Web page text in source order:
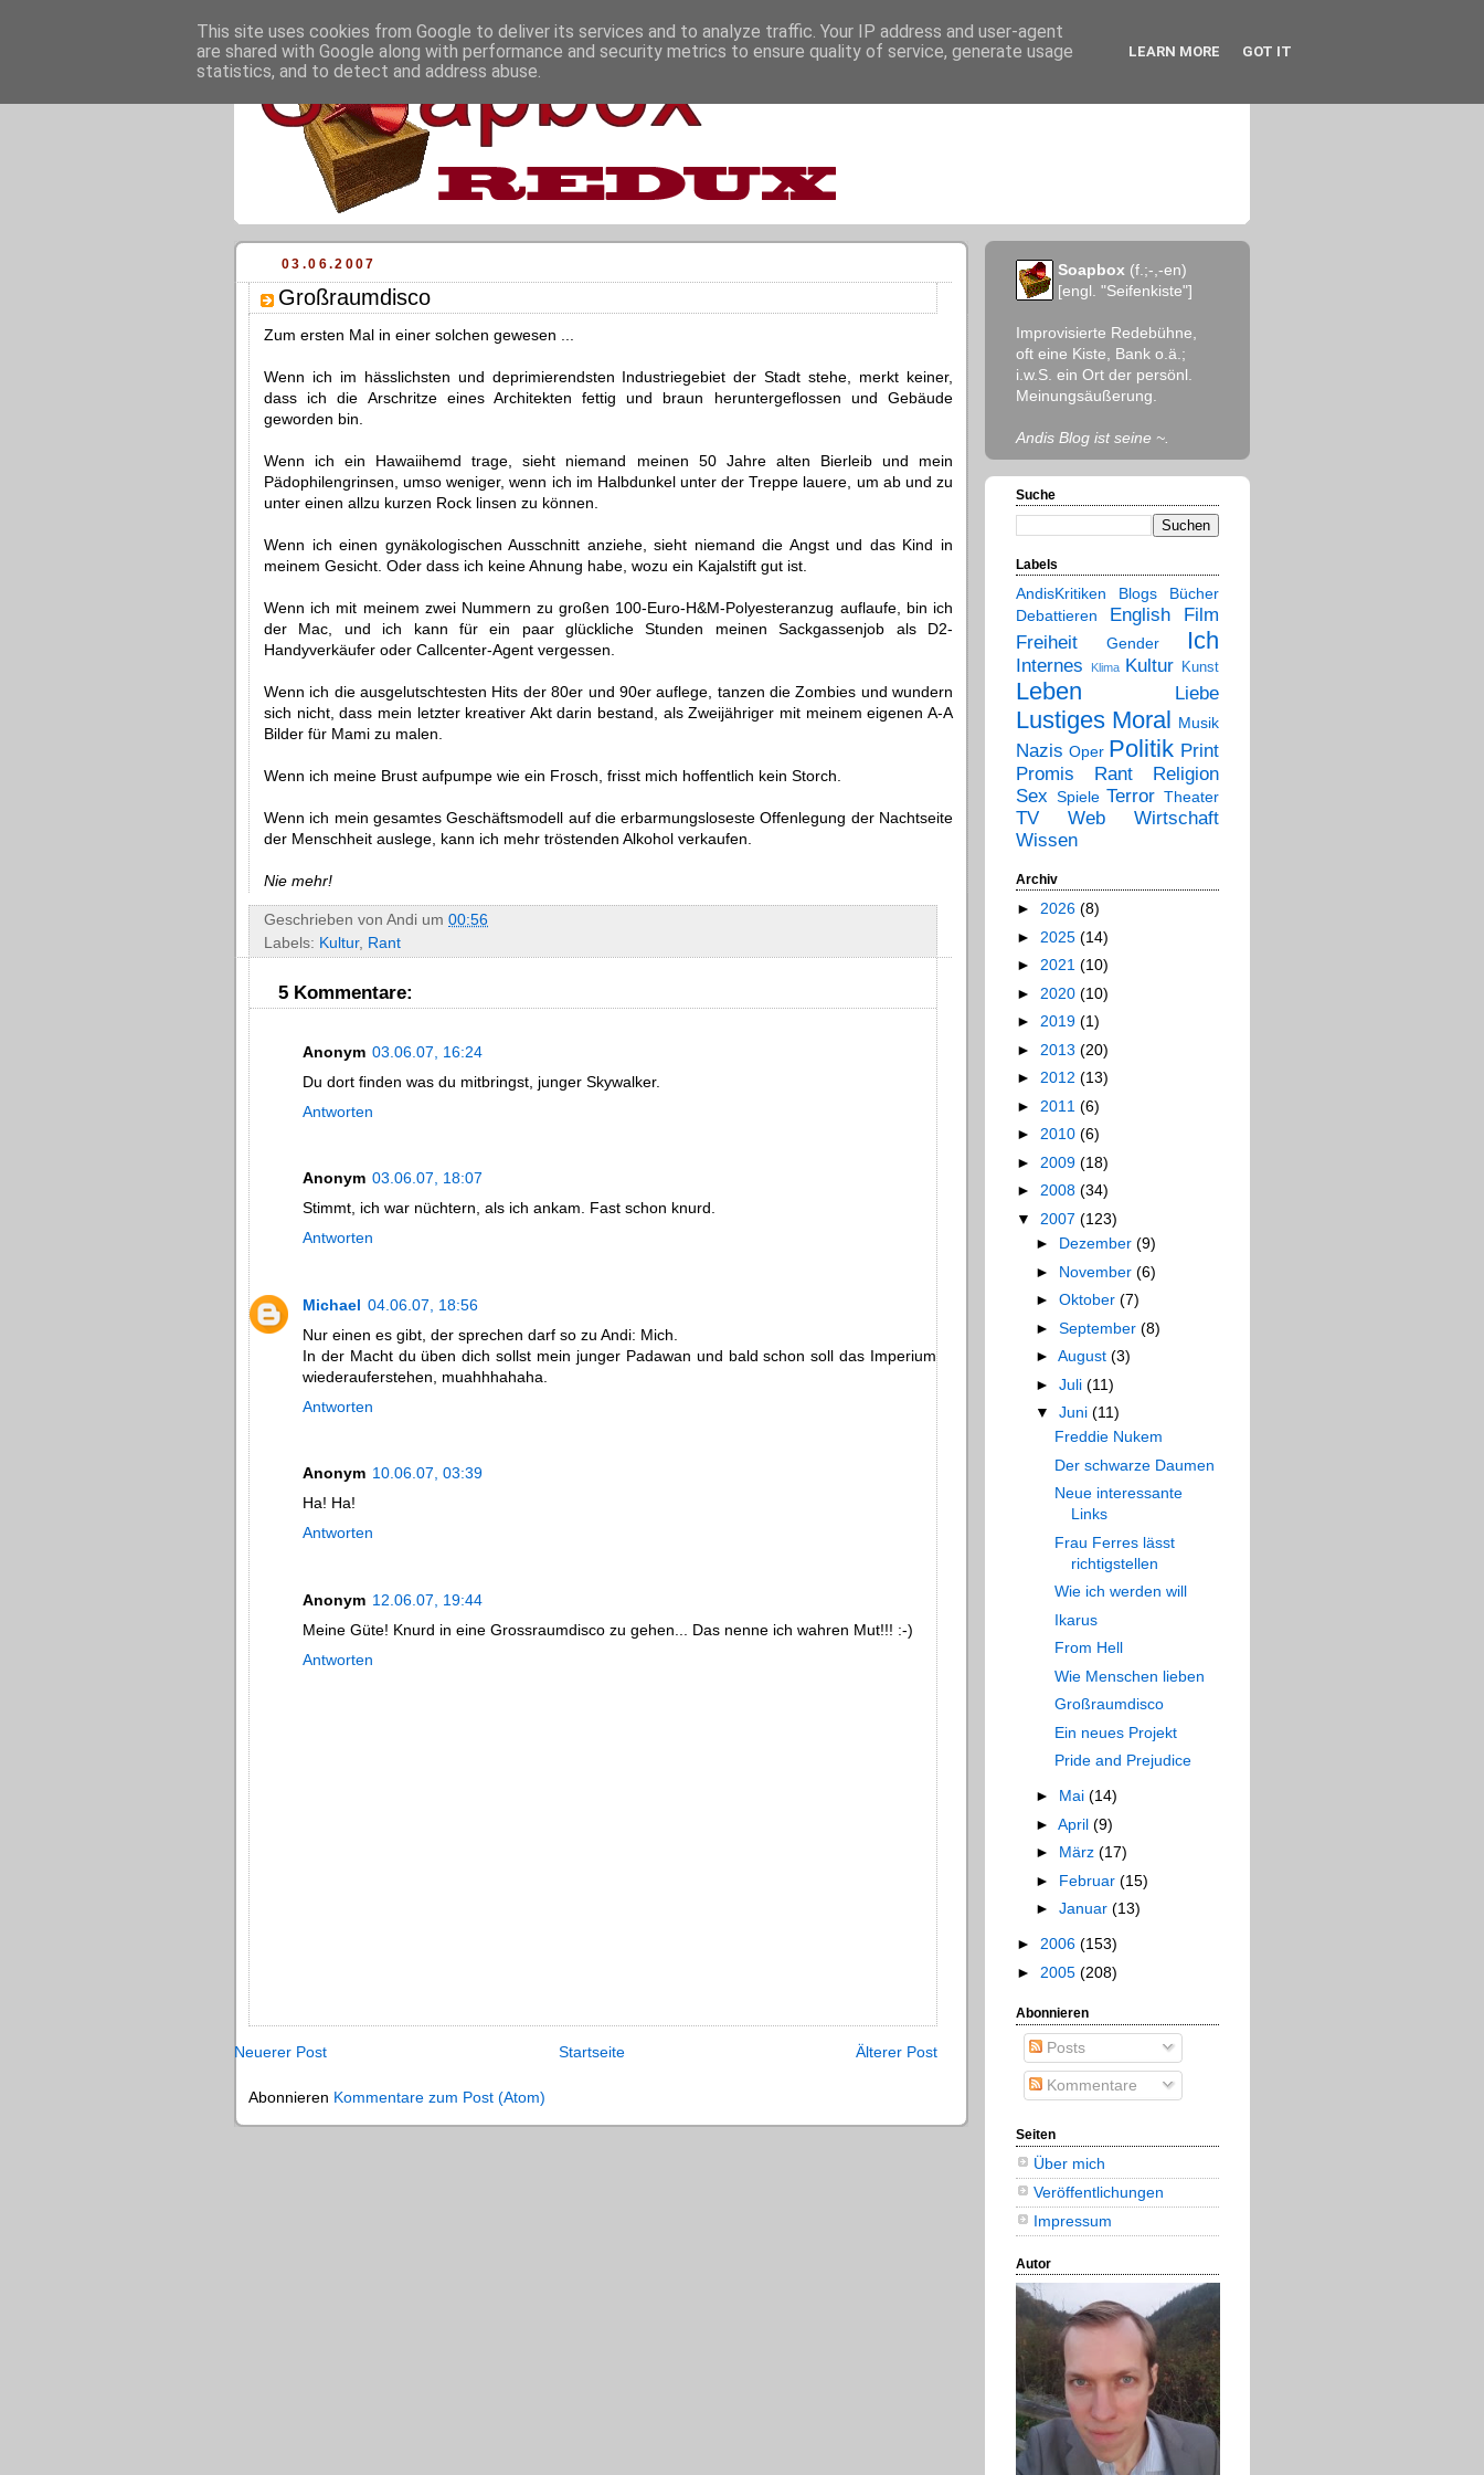
03.06.2007
Großraumdisco
Zum ersten Mal in einer solchen gewesen ...
Wenn ich im hässlichsten und deprimierendsten Industriegebiet der Stadt stehe, merkt keiner,
dass ich die Arschritze eines Architekten fettig und braun heruntergeflossen und Gebäude
geworden bin.
Wenn ich ein Hawaiihemd trage, sieht niemand meinen 50 Jahre alten Bierleib und mein
Pädophilengrinsen, umso weniger, wenn ich im Halbdunkel unter der Treppe lauere, um ab und zu
unter einen allzu kurzen Rock linsen zu können.
Wenn ich einen gynäkologischen Ausschnitt anziehe, sieht niemand die Angst und das Kind in
meinem Gesicht. Oder dass ich keine Ahnung habe, wozu ein Kajalstift gut ist.
Wenn ich mit meinem zwei Nummern zu großen 100-Euro-H&M-Polyesteranzug auflaufe, bin ich
der Mac, und ich kann für ein paar glückliche Stunden meinen Sackgassenjob als D2-
Handyverkäufer oder Callcenter-Agent vergessen.
Wenn ich die ausgelutschtesten Hits der 80er und 90er auflege, tanzen die Zombies und wundern
sich nicht, dass mein letzter kreativer Akt darin bestand, als Zweijähriger mit meinem eigenen A-A
Bilder für Mami zu malen.
Wenn ich meine Brust aufpumpe wie ein Frosch, frisst mich hoffentlich kein Storch.
Wenn ich mein gesamtes Geschäftsmodell auf die erbarmungsloseste Offenlegung der Nachtseite
der Menschheit auslege, kann ich mehr tröstenden Alkohol verkaufen.
Nie mehr!
Geschrieben von Andi um 00:56
Labels: Kultur, Rant
5 Kommentare:
Anonym 03.06.07, 16:24
Du dort finden was du mitbringst, junger Skywalker.
Antworten
Anonym 03.06.07, 18:07
Stimmt, ich war nüchtern, als ich ankam. Fast schon knurd.
Antworten
Michael 04.06.07, 18:56
Nur einen es gibt, der sprechen darf so zu Andi: Mich.
In der Macht du üben dich sollst mein junger Padawan und bald schon soll das Imperium
wiederauferstehen, muahhhahaha.
Antworten
Anonym 10.06.07, 03:39
Ha! Ha!
Antworten
Anonym 12.06.07, 19:44
Meine Güte! Knurd in eine Grossraumdisco zu gehen... Das nenne ich wahren Mut!!! :-)
Antworten
Neuerer Post Älterer Post
Startseite
Abonnieren Kommentare zum Post (Atom)
Soapbox (f.;-,-en)
[engl. "Seifenkiste"]
Improvisierte Redebühne,
oft eine Kiste, Bank o.ä.;
i.w.S. ein Ort der persönl.
Meinungsäußerung.
Andis Blog ist seine ~.
Suche
Labels
AndisKritiken Blogs
Bücher
Debattieren
English
Film
Freiheit
Gender Ich
Internes Klima Kultur Kunst
Leben Liebe
Lustiges Moral Musik
Nazis Oper Politik Print
Promis
Rant
Religion
Sex Spiele Terror Theater
TV Web
Wirtschaft
Wissen
Archiv
► 2026 (8)
► 2025 (14)
► 2021 (10)
► 2020 (10)
► 2019 (1)
► 2013 (20)
► 2012 (13)
► 2011 (6)
► 2010 (6)
► 2009 (18)
► 2008 (34)
▼ 2007 (123)
► Dezember (9)
► November (6)
► Oktober (7)
► September (8)
► August (3)
► Juli (11)
▼ Juni (11)
Freddie Nukem
Der schwarze Daumen
Neue interessante
Links
Frau Ferres lässt
richtigstellen
Wie ich werden will
Ikarus
From Hell
Wie Menschen lieben
Großraumdisco
Ein neues Projekt
Pride and Prejudice
► Mai (14)
► April (9)
► März (17)
► Februar (15)
► Januar (13)
► 2006 (153)
► 2005 (208)
Abonnieren
Posts
Kommentare
Seiten
Über mich
Veröffentlichungen
Impressum
Autor
This site uses cookies from Google to deliver its services and to analyze traffic. Your IP address and user-agent
are shared with Google along with performance and security metrics to ensure quality of service, generate usage
statistics, and to detect and address abuse.
LEARN MORE GOT IT